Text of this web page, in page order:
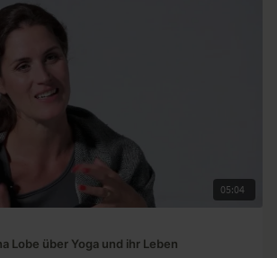
05:04
Lobe über Yoga und ihr Leben